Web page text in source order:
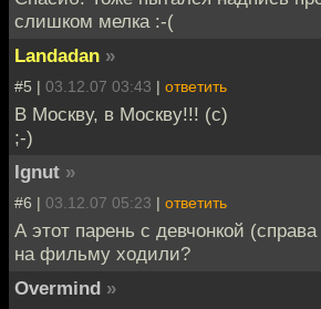
слишком мелка :-(
Landadan »
#5 | 03.12.07 03:43 | ответить
В Москву, в Москву!!! (с)
;-)
Ignut »
#6 | 03.12.07 05:23 | ответить
А этот парень с девчонкой
на фильму ходили?
Overmind »